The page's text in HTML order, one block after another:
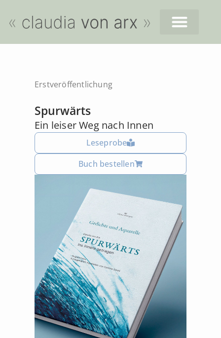
Erstveröffentlichung
Spurwärts
Ein leiser Weg nach Innen
Leseprobe
Buch bestellen